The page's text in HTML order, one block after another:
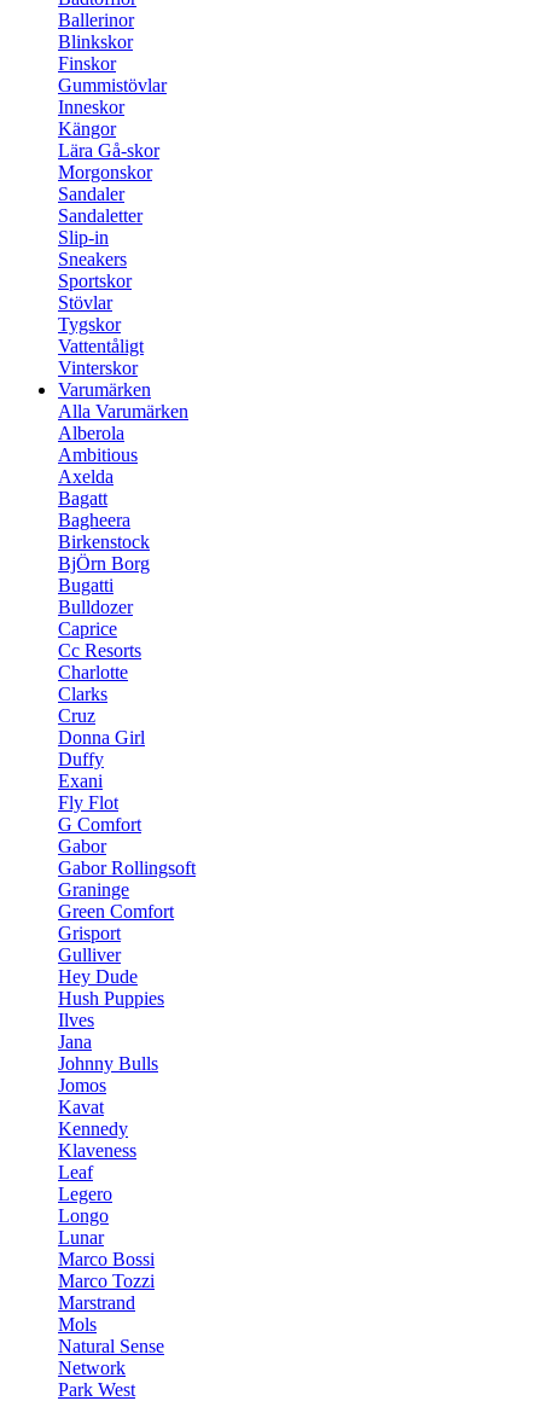
Ballerinor
Blinkskor
Finskor
Gummistövlar
Inneskor
Kängor
Lära Gå-skor
Morgonskor
Sandaler
Sandaletter
Slip-in
Sneakers
Sportskor
Stövlar
Tygskor
Vattentåligt
Vinterskor
Varumärken
Alla Varumärken
Alberola
Ambitious
Axelda
Bagatt
Bagheera
Birkenstock
BjÖrn Borg
Bugatti
Bulldozer
Caprice
Cc Resorts
Charlotte
Clarks
Cruz
Donna Girl
Duffy
Exani
Fly Flot
G Comfort
Gabor
Gabor Rollingsoft
Graninge
Green Comfort
Grisport
Gulliver
Hey Dude
Hush Puppies
Ilves
Jana
Johnny Bulls
Jomos
Kavat
Kennedy
Klaveness
Leaf
Legero
Longo
Lunar
Marco Bossi
Marco Tozzi
Marstrand
Mols
Natural Sense
Network
Park West